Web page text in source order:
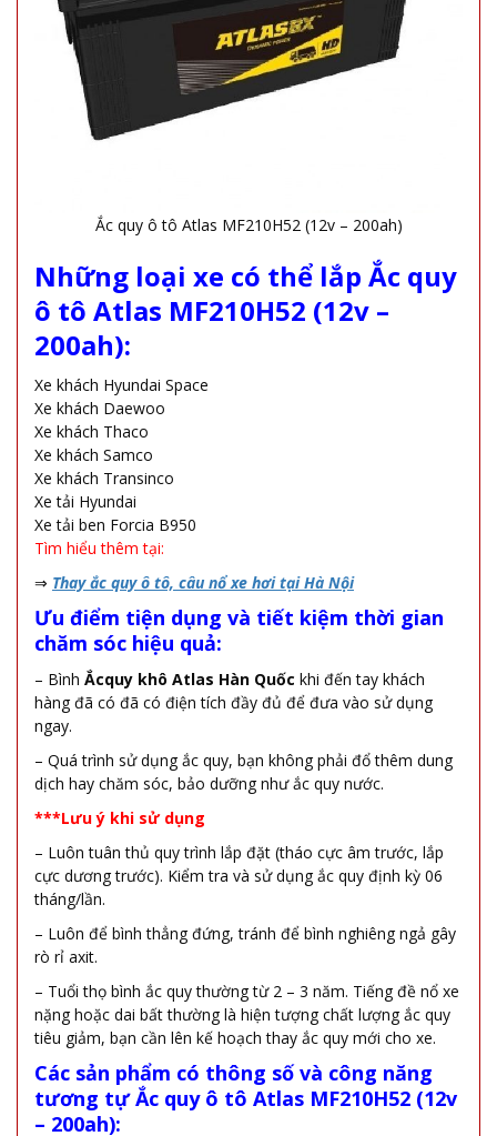
Ắc quy ô tô Atlas MF210H52 (12v – 200ah)
Những loại xe có thể lắp Ắc quy
ô tô Atlas MF210H52 (12v –
200ah):
Xe khách Hyundai Space
Xe khách Daewoo
Xe khách Thaco
Xe khách Samco
Xe khách Transinco
Xe tải Hyundai
Xe tải ben Forcia B950
Tìm hiểu thêm tại:
⇒ Thay ắc quy ô tô, câu nổ xe hơi tại Hà Nội
Ưu điểm tiện dụng và tiết kiệm thời gian
chăm sóc hiệu quả:
– Bình Ắcquy khô Atlas Hàn Quốc khi đến tay khách
hàng đã có đã có điện tích đầy đủ để đưa vào sử dụng
ngay.
– Quá trình sử dụng ắc quy, bạn không phải đổ thêm dung
dịch hay chăm sóc, bảo dưỡng như ắc quy nước.
***Lưu ý khi sử dụng
– Luôn tuân thủ quy trình lắp đặt (tháo cực âm trước, lắp
cực dương trước). Kiểm tra và sử dụng ắc quy định kỳ 06
tháng/lần.
– Luôn để bình thẳng đứng, tránh để bình nghiêng ngả gây
rò rỉ axit.
– Tuổi thọ bình ắc quy thường từ 2 – 3 năm. Tiếng đề nổ xe
nặng hoặc dai bất thường là hiện tượng chất lượng ắc quy
tiêu giảm, bạn cần lên kế hoạch thay ắc quy mới cho xe.
Các sản phẩm có thông số và công năng
tương tựẮc quy ô tô Atlas MF210H52 (12v
– 200ah):